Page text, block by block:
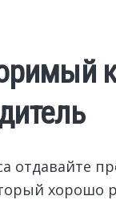
отдавайте
хорошо